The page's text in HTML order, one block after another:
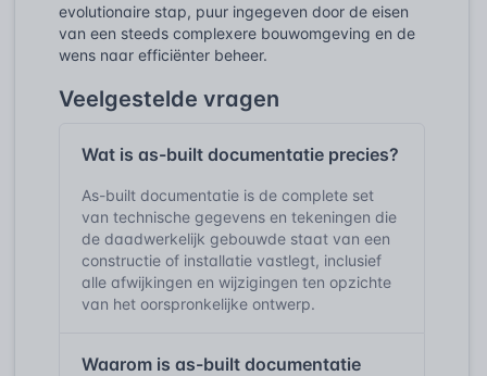
evolutionaire stap, puur ingegeven door de eisen
van een steeds complexere bouwomgeving en de
wens naar efficiënter beheer.
Veelgestelde vragen
Wat is as-built documentatie precies?
As-built documentatie is de complete set
van technische gegevens en tekeningen die
de daadwerkelijk gebouwde staat van een
constructie of installatie vastlegt, inclusief
alle afwijkingen en wijzigingen ten opzichte
van het oorspronkelijke ontwerp.
Waarom is as-built documentatie